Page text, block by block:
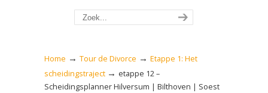
Home → Tour de Divorce → Etappe 1: Het
scheidingstraject → etappe 12 –
Scheidingsplanner Hilversum | Bilthoven | Soest